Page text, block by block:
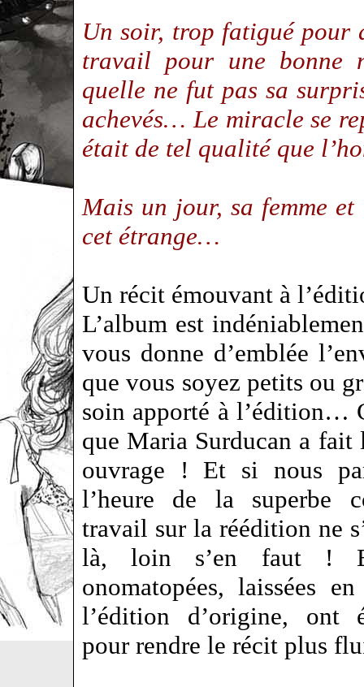
Un soir, trop fatigué pour
travail pour une bonne
quelle ne fut pas sa
achevés… Le miracle se
était de tel qualité que
Mais un jour, sa femme
cet étrange…
Un récit émouvant à
L’album est
vous donne d’emblée
que vous soyez petits ou
soin apporté à l’édition…
que Maria Surducan a fait
ouvrage ! Et si nous
l’heure de la superbe
travail sur la réédition ne
là, loin s’en faut !
onomatopées, laissées
l’édition d’origine, ont
pour rendre le récit plus